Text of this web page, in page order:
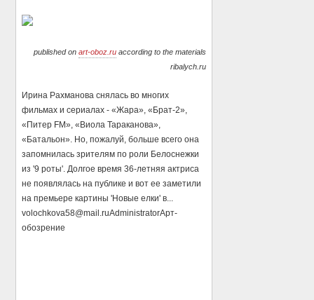
published on art-oboz.ruaccording to the materials
ribalych.ru
Ирина Рахманова снялась во многих
фильмах и сериалах - «Жара», «Брат-2»,
«Питер FM», «Виола Тараканова»,
«Батальон». Но, пожалуй, больше всего она
запомнилась зрителям по роли Белоснежки
из '9 роты'. Долгое время 36-летняя актриса
не появлялась на публике и вот ее заметили
на премьере картины 'Новые елки' в...
volochkova58@mail.ruAdministratorАрт-
обозрение